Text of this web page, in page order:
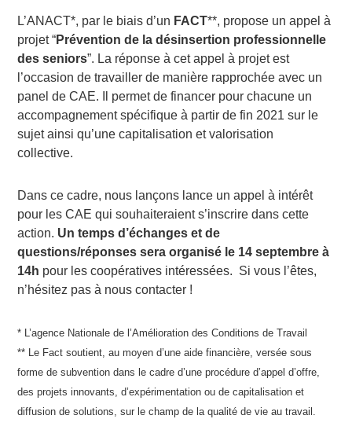
L’ANACT*, par le biais d’un FACT**, propose un appel à
projet “Prévention de la désinsertion professionnelle
des seniors”. La réponse à cet appel à projet est
l’occasion de travailler de manière rapprochée avec un
panel de CAE. Il permet de financer pour chacune un
accompagnement spécifique à partir de fin 2021 sur le
sujet ainsi qu’une capitalisation et valorisation
collective.
Dans ce cadre, nous lançons lance un appel à intérêt
pour les CAE qui souhaiteraient s’inscrire dans cette
action. Un temps d’échanges et de
questions/réponses sera organisé le 14 septembre à
14h pour les coopératives intéressées. Si vous l’êtes,
n’hésitez pas à nous contacter !
* L’agence Nationale de l’Amélioration des Conditions de Travail
** Le Fact soutient, au moyen d’une aide financière, versée sous
forme de subvention dans le cadre d’une procédure d’appel d’offre,
des projets innovants, d’expérimentation ou de capitalisation et
diffusion de solutions, sur le champ de la qualité de vie au travail.